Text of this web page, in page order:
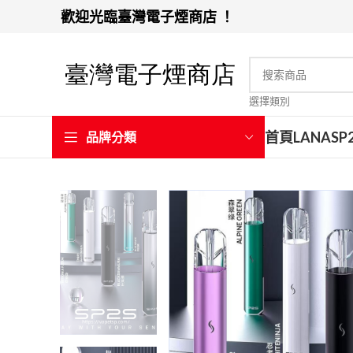
歡迎光臨臺灣電子煙商店 ！
選擇類別
品牌分類 首頁LANA